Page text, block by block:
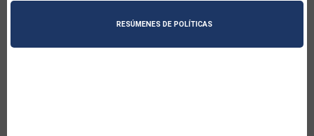
RESÚMENES DE POLÍTICAS